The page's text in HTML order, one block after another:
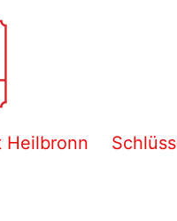
Heilbronn